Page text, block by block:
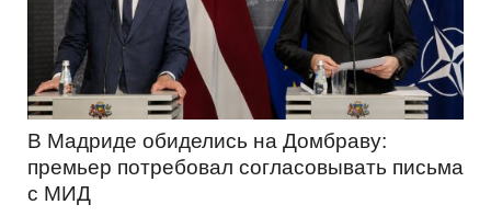
В Мадриде обиделись на Домбраву:
премьер потребовал согласовывать письма
с МИД